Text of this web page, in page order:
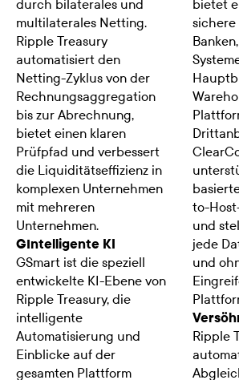
durch bilaterales und
multilaterales Netting.
Ripple Treasury
automatisiert den
Netting-Zyklus von der
Rechnungsaggregation
bis zur Abrechnung,
bietet einen klaren
Prüfpfad und verbessert
die Liquiditätseffizienz in
komplexen Unternehmen
mit mehreren
Unternehmen.
GIntelligente KI
GSmart ist die speziell
entwickelte KI-Ebene von
Ripple Treasury, die
intelligente
Automatisierung und
Einblicke auf der
gesamten Plattform
bietet
sichere
to-
und
jede
und
Ripple